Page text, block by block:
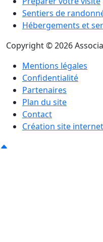
Sentiers de
Hébergements et
Copyright © 2026
Mentions légales
Confidentialité
Partenaires
Plan du site
Contact
Création site